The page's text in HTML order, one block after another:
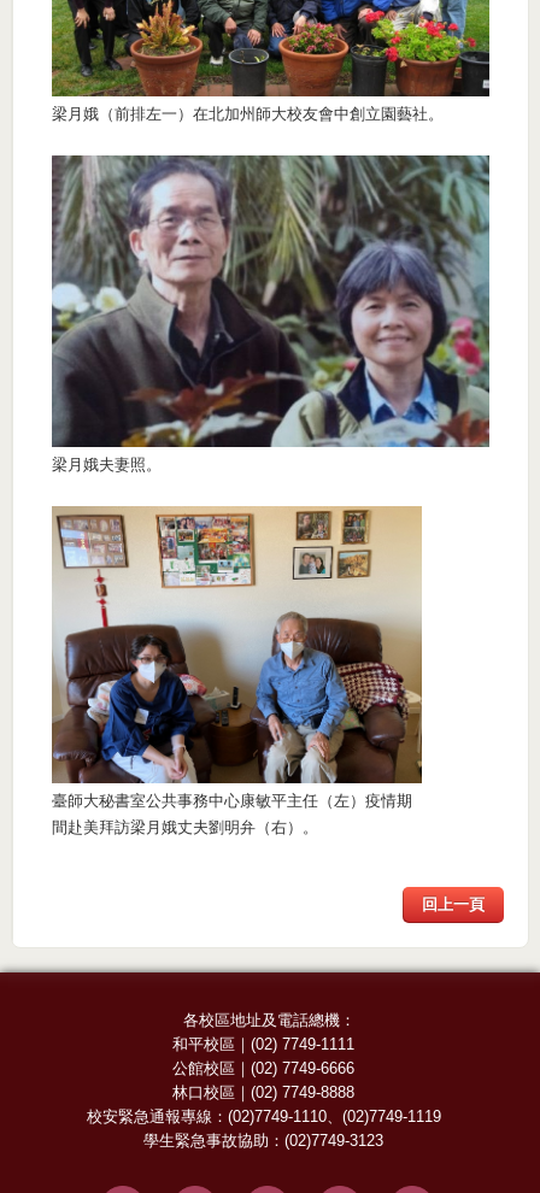
梁月娥（前排左一）在北加州師大校友會中創立園藝社。
梁月娥夫妻照。
臺師大秘書室公共事務中心康敏平主任（左）疫情期
間赴美拜訪梁月娥丈夫劉明弁（右）。
回上一頁
各校區地址及電話總機：
和平校區 ｜(02) 7749-1111
公館校區 ｜(02) 7749-6666
林口校區 ｜(02) 7749-8888
校安緊急通報專線： (02)7749-1110、 (02)7749-1119
學生緊急事故協助：(02)7749-3123